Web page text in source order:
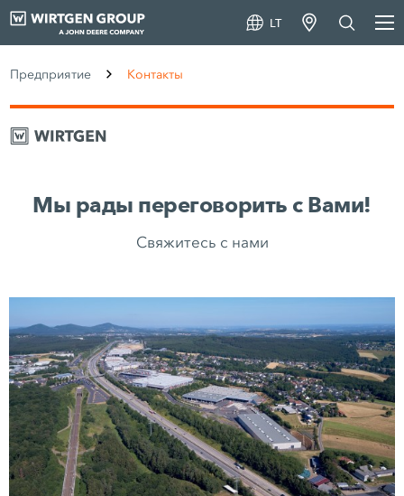
LT
Предприятие Контакты
Мы рады переговорить с Вами!
Свяжитесь с нами